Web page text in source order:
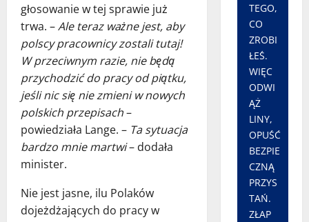
głosowanie w tej sprawie już
trwa. –Ale teraz ważne jest, aby
polscy pracownicy zostali tutaj!
W przeciwnym razie, nie będą
przychodzić do pracy od piątku,
jeśli nic się nie zmieni w nowych
polskich przepisach–
powiedziała Lange. – Ta sytuacja
bardzo mnie martwi– dodała
minister.
Nie jest jasne, ilu Polaków
dojeżdżających do pracy w
TEGO,
CO
ZROBI
ŁEŚ.
WIĘC
ODWI
ĄŻ
LINY,
OPUŚĆ
BEZPIE
CZNĄ
PRZYS
TAŃ.
ZŁAP